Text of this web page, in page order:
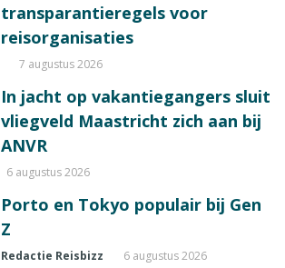
transparantieregels voor
reisorganisaties
7 augustus 2026
In jacht op vakantiegangers sluit
vliegveld Maastricht zich aan bij
ANVR
6 augustus 2026
Porto en Tokyo populair bij Gen
Z
Redactie Reisbizz 6 augustus 2026